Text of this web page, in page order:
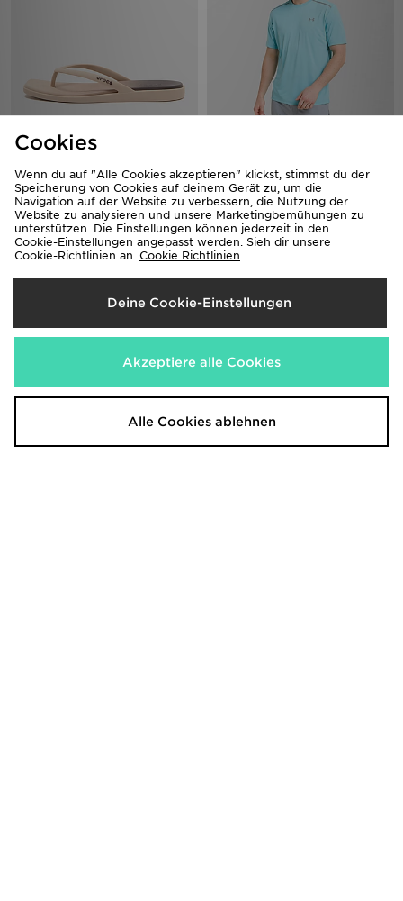
Crocs Miami Ombre Damen
35,00€
Nike Academy T-Shirt
Nike Swim Essential 5" Volley
31,00€
Cookies
Wenn du auf "Alle Cookies akzeptieren" klickst, stimmst du der
Speicherung von Cookies auf deinem Gerät zu, um die
Navigation auf der Website zu verbessern, die Nutzung der
Website zu analysieren und unsere Marketingbemühungen zu
unterstützen. Die Einstellungen können jederzeit in den
Cookie-Einstellungen angepasst werden. Sieh dir unsere
Cookie-Richtlinien an. Cookie Richtlinien
Deine Cookie-Einstellungen
Akzeptiere alle Cookies
Alle Cookies ablehnen